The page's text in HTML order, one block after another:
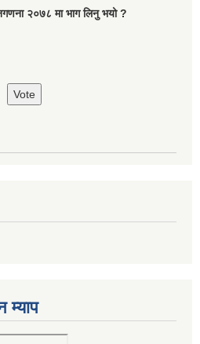
२०७८ मा भाग लिनु भयो ?
म्याप